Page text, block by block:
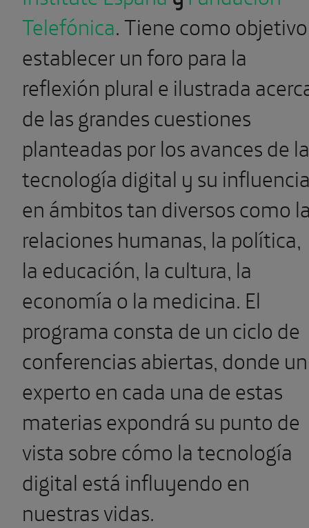
Telefónica. Tiene como objetivo
establecer un foro para la
reflexión plural e ilustrada
de las grandes cuestiones
planteadas por los avances de la
tecnología digital y su
en ámbitos tan diversos como
relaciones humanas, la política,
la educación, la cultura, la
economía o la medicina. El
programa consta de un ciclo de
conferencias abiertas, donde un
experto en cada una de estas
materias expondrá su punto de
vista sobre cómo la tecnología
digital está influyendo en
nuestras vidas.